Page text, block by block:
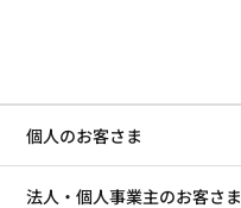
個人のお客さま
法人・個人事業主のお客さま